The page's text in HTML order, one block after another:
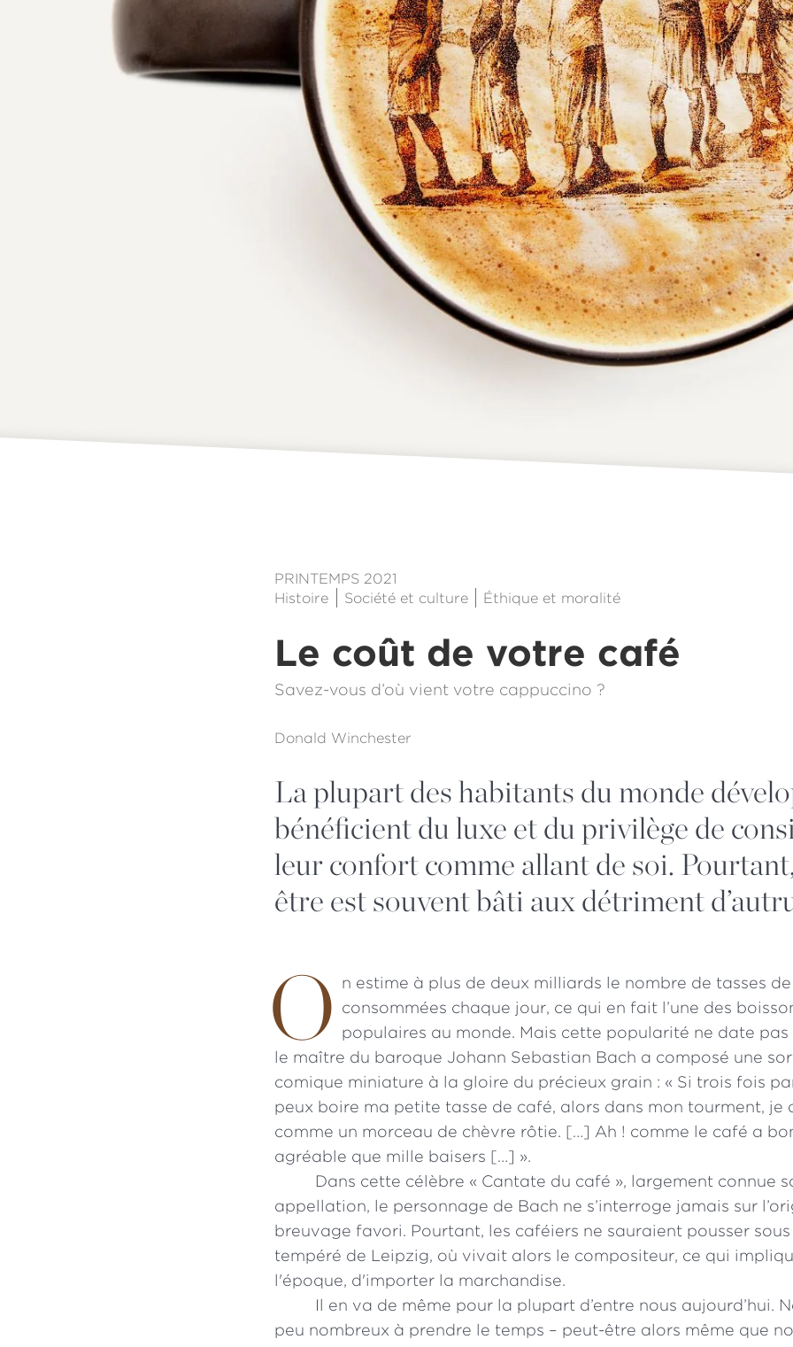
PRINTEMPS 2021
Histoire
Société et culture Éthique et moralité
Le coût de votre café
Savez-vous d’où vient votre cappuccino ?
Donald Winchester
La plupart des habitants du monde
bénéficient du luxe et du privilège de
leur confort comme allant de soi.
être est souvent bâti aux détriment
O n estime à plus de deux milliards le nombre de tasses
consommées chaque jour, ce qui en fait l’une des
populaires au monde. Mais cette popularité ne date pas
le maître du baroque Johann Sebastian Bach a composé une
comique miniature à la gloire du précieux grain : « Si trois fois
peux boire ma petite tasse de café, alors dans mon tourment, je
comme un morceau de chèvre rôtie. […] Ah ! comme le café a
agréable que mille baisers […] ».
Dans cette célèbre « Cantate du café », largement connue
appellation, le personnage de Bach ne s’interroge jamais sur
breuvage favori. Pourtant, les caféiers ne sauraient pousser
tempéré de Leipzig, où vivait alors le compositeur, ce qui
l'époque, d'importer la marchandise.
Il en va de même pour la plupart d’entre nous aujourd’hui.
peu nombreux à prendre le temps – peut-être alors même que